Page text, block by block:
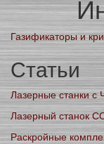
Газификаторы и
Статьи
Лазерные станки с
Лазерный станок
Раскройные